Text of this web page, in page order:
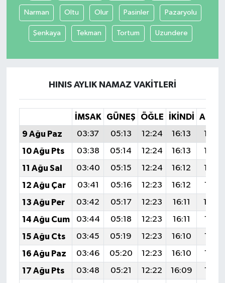
Narman Oltu Olur Pasinler Pazaryolu
Şenkaya Tekman Tortum Uzundere
HINIS AYLIK NAMAZ VAKITLERI
İMSAK GÜNEŞ ÖĞLE İKINDI
9 Ağu Paz
03:37 05:13 12:24 16:13
19:25
10 Ağu Pts
03:38 05:14 12:24 16:13
19:23
11 Ağu Sal
03:40 05:15 12:24 16:12
19:22
12 Ağu Çar
03:41 05:16 12:23 16:12
19:21
13 Ağu Per
03:42 05:17 12:23 16:11
19:20
14 Ağu Cum
03:44 05:18 12:23 16:11
19:18
15 Ağu Cts
03:45 05:19 12:23 16:10
19:17
16 Ağu Paz
03:46 05:20 12:23 16:10
19:16
17 Ağu Pts
03:48 05:21 12:22 16:09
19:14